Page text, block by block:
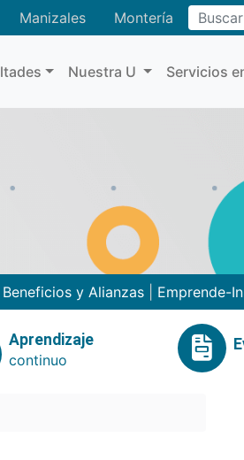
Manizales MonteríaBuscar
Nuestra U Servicios
Beneficios y Alianzas Emprende-
Aprendizaje
continuo